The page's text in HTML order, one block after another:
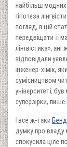
найбільш модних
гіпотеза
погляд, в цій
передвіщати її
лінгвістика»,
відповідали
інженер-хімік,
сумісництвом
університеті,
суперзірки, пише
І все ж-таки
думку про владу
спокусила ціле